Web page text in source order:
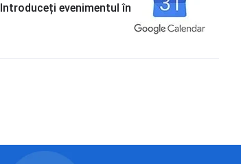
Introduceți evenimentul în